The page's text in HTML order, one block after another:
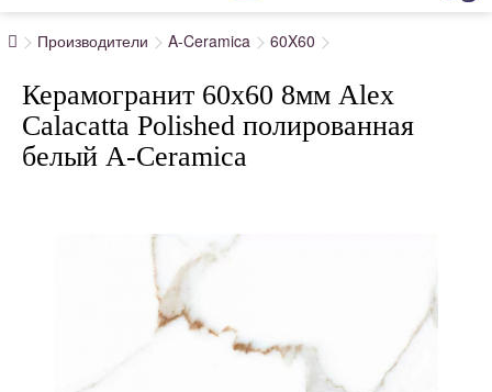
Производители A-Ceramica 60X60
Керамогранит 60x60 8мм Alex
Calacatta Polished полированная
белый A-Ceramica